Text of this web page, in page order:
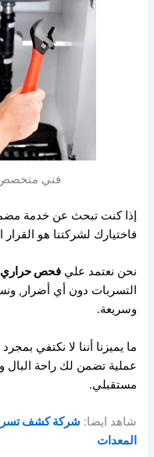
فني
إذا كنت تبحث عن خدمة
فاختيارك لشركتنا هو القرار
نحن نعتمد عليفحص حراري
التسربات دون أي أضرار,
وسريعة.
ما يميزنا أننا لا نكتفي
عملية تضمن لك راحة البال
مستقبلي.
شاهد ايضا: شركة كشف
المعدات